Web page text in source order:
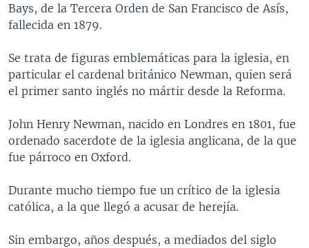
Bays, de la Tercera Orden de San Francisco de Asís,
fallecida en 1879.
Se trata de figuras emblemáticas para la iglesia, en
particular el cardenal británico Newman, quien será
el primer santo inglés no mártir desde la Reforma.
John Henry Newman, nacido en Londres en 1801, fue
ordenado sacerdote de la iglesia anglicana, de la que
fue párroco en Oxford.
Durante mucho tiempo fue un crítico de la iglesia
católica, a la que llegó a acusar de herejía.
Sin embargo, años después, a mediados del siglo